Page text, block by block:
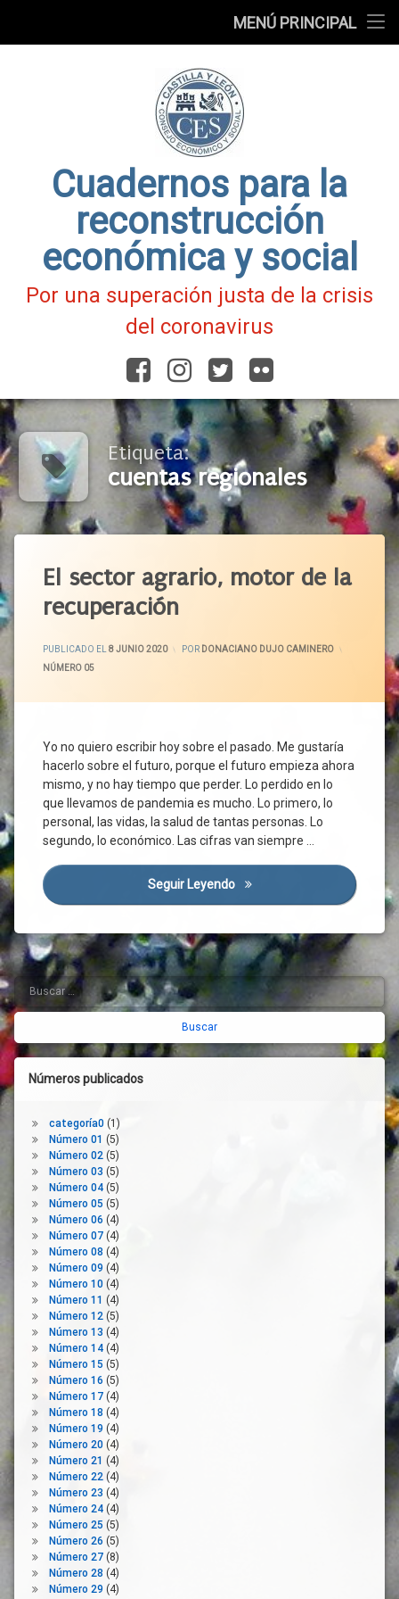
MENÚ PRINCIPAL
Cuadernos para la
reconstrucción
económica y social
Por una superación justa de la crisis
del coronavirus
FacebookInstagram
TwitterFlickr
Etiqueta:
cuentas regionales
El sector agrario, motor de la
recuperación
PUBLICADO EL 8 JUNIO 2020 POR DONACIANO DUJO CAMINERO
CATEGORÍAS:
NÚMERO 05
Yo no quiero escribir hoy sobre el pasado. Me gustaría
hacerlo sobre el futuro, porque el futuro empieza ahora
mismo, y no hay tiempo que perder. Lo perdido en lo
que llevamos de pandemia es mucho. Lo primero, lo
personal, las vidas, la salud de tantas personas. Lo
segundo, lo económico. Las cifras van siempre …
Seguir Leyendo El Sector Agrario, Motor De
Agricultores
Alimentos
De
Calidad
Autónomos
Ayudas
Ayudas
Directas
Cambio
Campo
Castilla
Cereal
Cosecha
Covid-
Regionales
Empleo
Empresarios
España
Estado
De
Alarma
Explotaciones
Agrarias
Fondos
Agrícolas
Ganaderos
Industria
Agroalimentaria
Innovación
Medidas
De
Apoyo
Medio
Rural
Mercado
Normativa
OPAS
PAC
Barra
lateral
derecha
Buscar:
Números publicados
categoría0(1)
Número 01 (5)
Número 02(5)
Número 03 (5)
Número 04(5)
Número 05 (5)
Número 06 (4)
Número 07(4)
Número 08 (4)
Número 09 (4)
Número 10(4)
Número 11 (4)
Número 12(5)
Número 13 (4)
Número 14(4)
Número 15 (5)
Número 16 (5)
Número 17(4)
Número 18 (4)
Número 19 (4)
Número 20(4)
Número 21 (4)
Número 22(4)
Número 23 (4)
Número 24(4)
Número 25 (5)
Número 26 (5)
Número 27(8)
Número 28 (4)
Número 29 (4)